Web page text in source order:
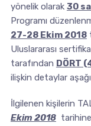
yönelik olarak 30
Programı
27-28 Ekim 2018
Uluslararası
tarafından DÖRT
ilişkin detaylar
İlgilenen kişilerin
Ekim 2018tarihine